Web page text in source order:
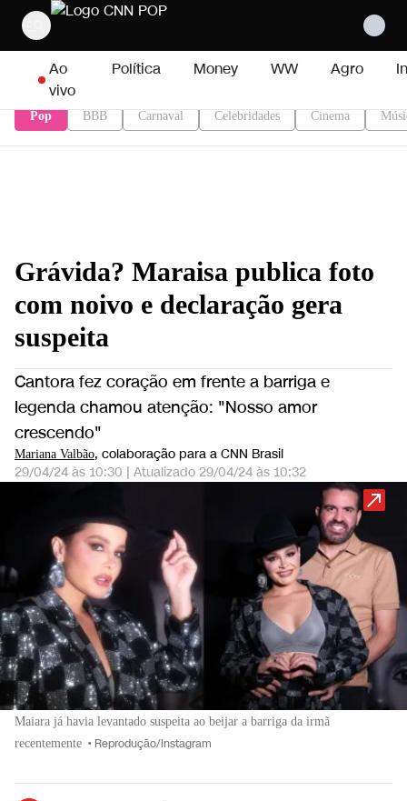
Pular para o conteúdo
Ao
vivo
Política Money WW Agro
Pop BBB Carnaval Celebridades Cinema
Grávida? Maraisa publica foto
com noivo e declaração gera
suspeita
Cantora fez coração em frente a barriga e
legenda chamou atenção: "Nosso amor
crescendo"
Mariana Valbão, colaboração para a CNN Brasil
29/04/24 às 10:30 | Atualizado 29/04/24 às 10:32
Maiara já havia levantado suspeita ao beijar a barriga da irmã
recentemente • Reprodução/Instagram